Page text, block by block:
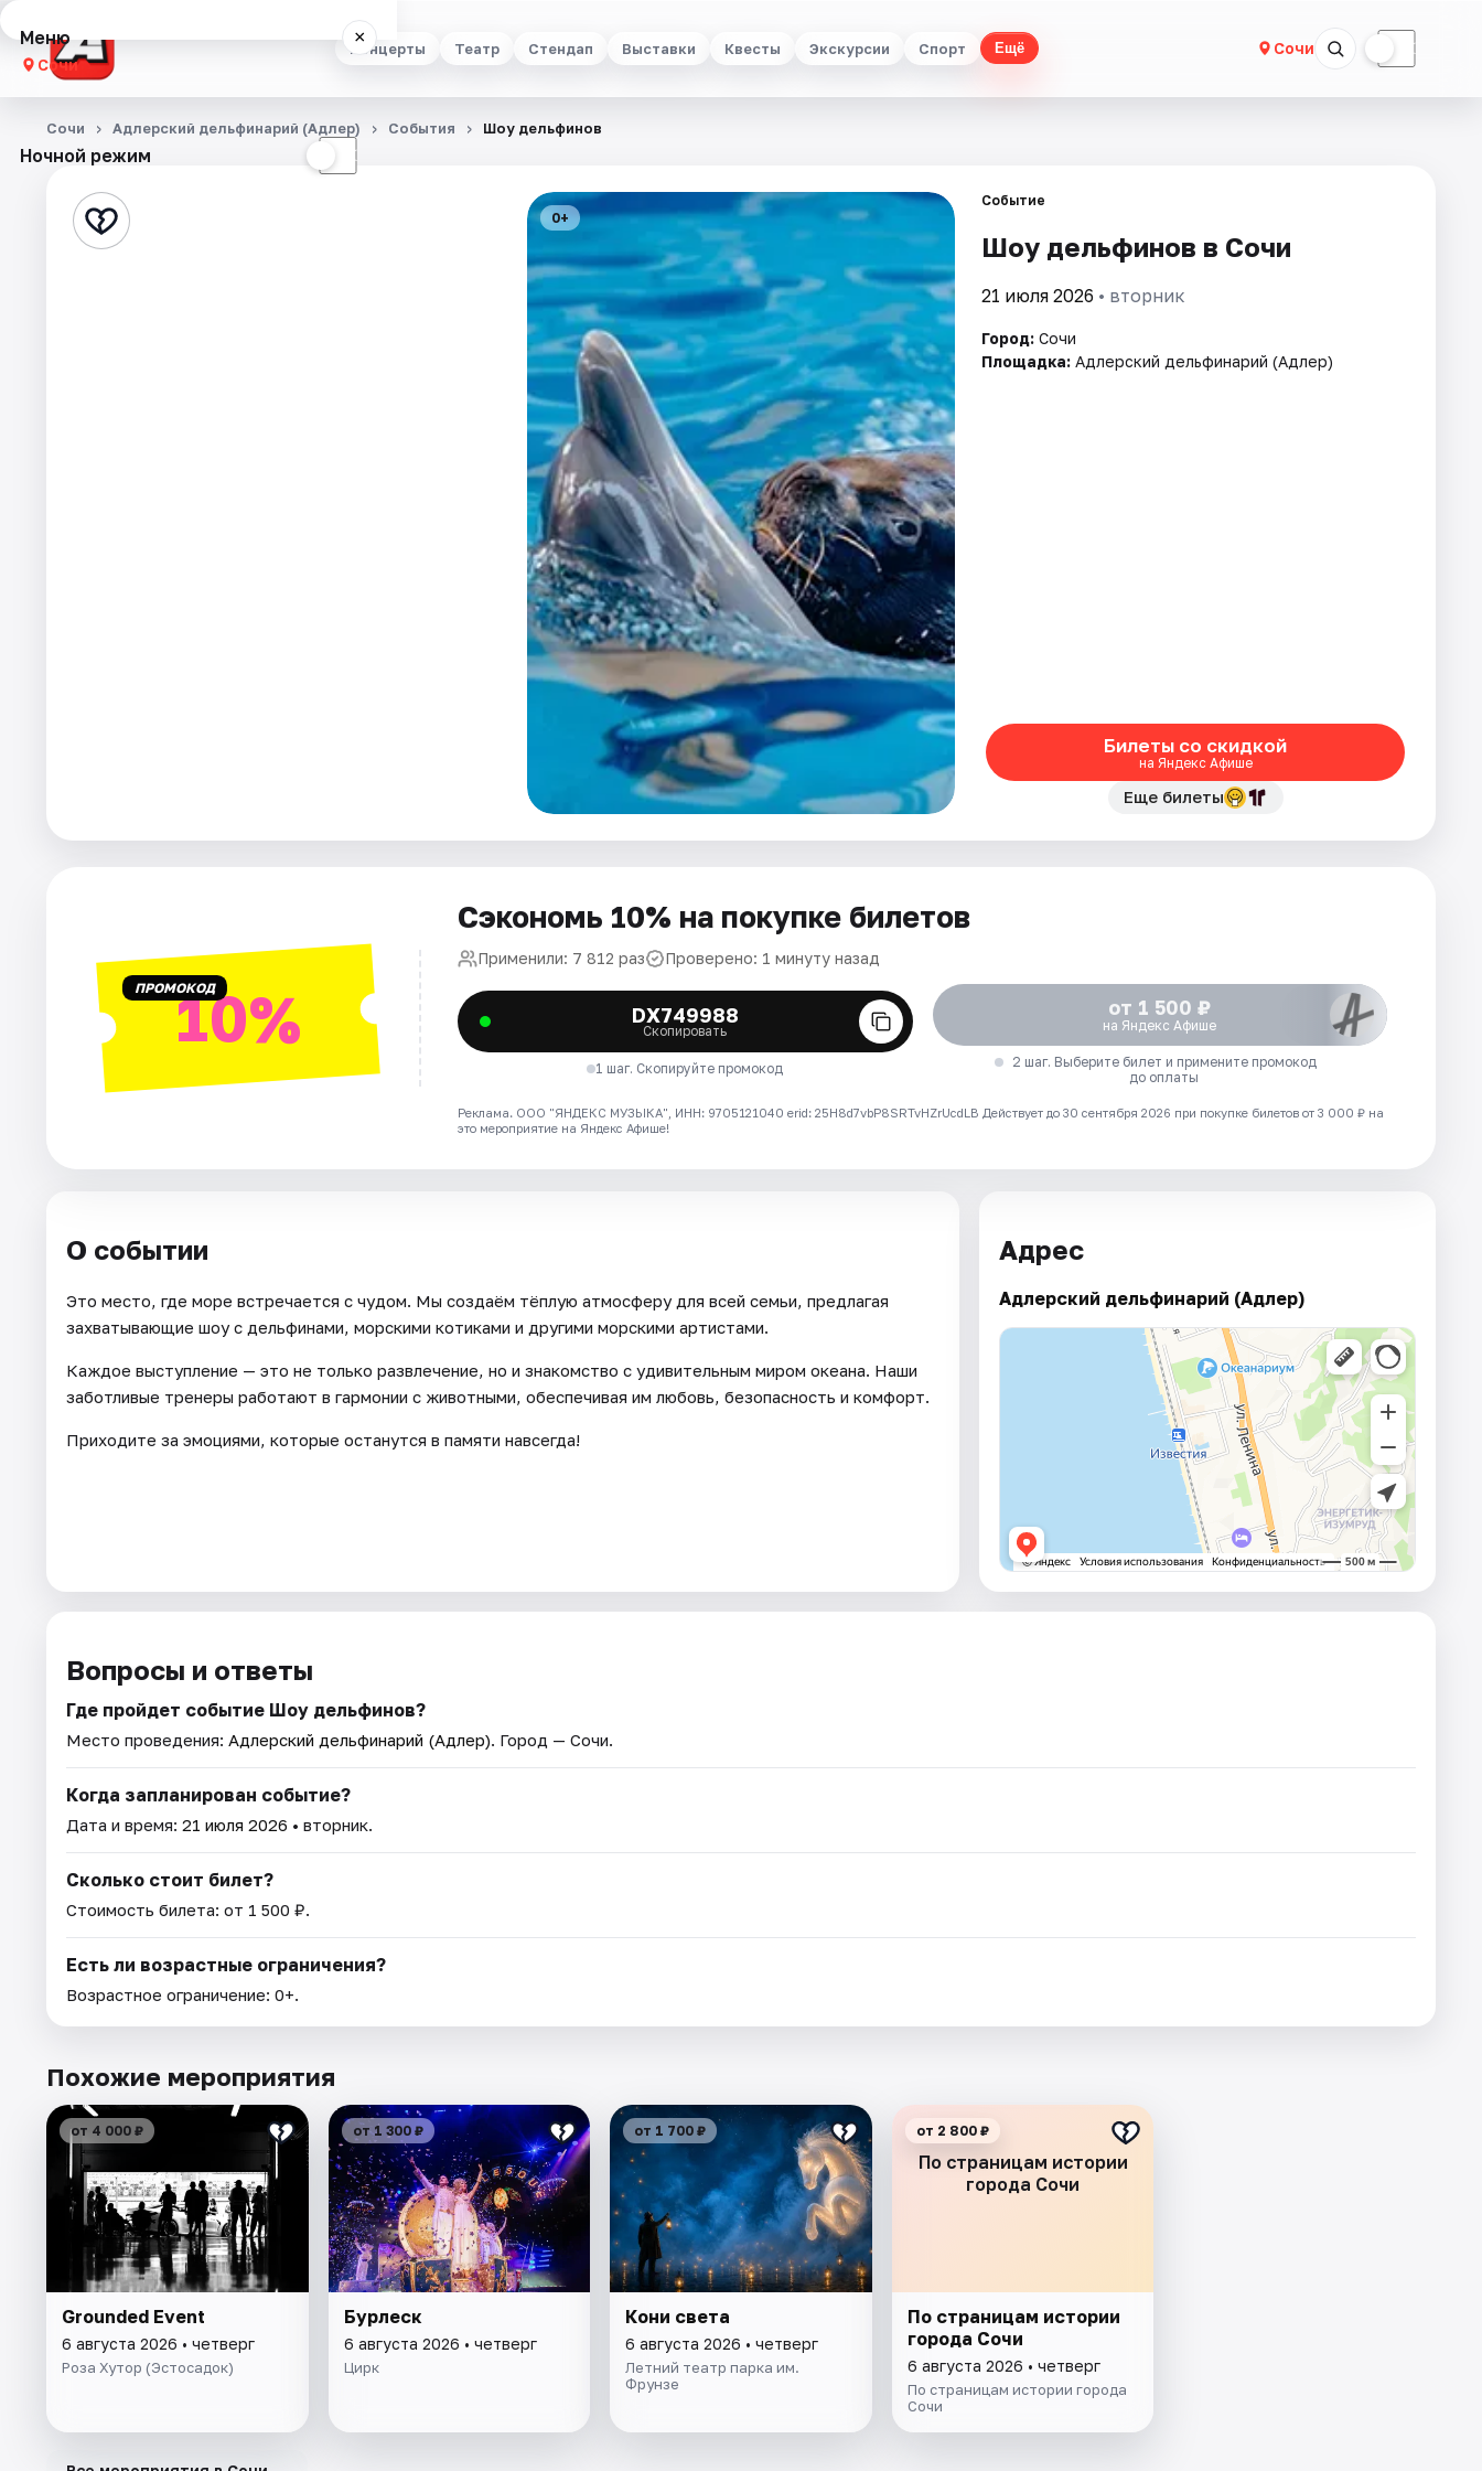
Концерты Театр Стендап Выставки Квесты Экскурсии Спорт Ещё Сочи ☾
Меню ×
Сочи
Концерты
Стендап
Ночной режим ☾
Сочи Адлерский дельфинарий (Адлер) События Шоу дельфинов
0+
Событие
Шоу дельфинов в Сочи
21 июля 2026 • вторник
Город: Сочи
Площадка: Адлерский дельфинарий (Адлер)
Билеты со скидкой
на Яндекс Афише
Еще билеты
ПРОМОКОД10%
Сэкономь 10% на покупке билетов
Применили: 7 812 раз Проверено: 1 минуту назад
DX749988
Скопировать
1 шаг. Скопируйте промокод
от 1 500 ₽
на Яндекс Афише
2 шаг. Выберите билет и примените промокод
до оплаты
Реклама. ООО "ЯНДЕКС МУЗЫКА", ИНН: 9705121040 erid: 25H8d7vbP8SRTvHZrUcdLB Действует до 30 сентября 2026 при покупке билетов от 3 000 ₽ на
это мероприятие на Яндекс Афише!
О событии
Это место, где море встречается с чудом. Мы создаём тёплую атмосферу для всей семьи, предлагая
захватывающие шоу с дельфинами, морскими котиками и другими морскими артистами.
Каждое выступление — это не только развлечение, но и знакомство с удивительным миром океана. Наши
заботливые тренеры работают в гармонии с животными, обеспечивая им любовь, безопасность и комфорт.
Приходите за эмоциями, которые останутся в памяти навсегда!
Адрес
Адлерский дельфинарий (Адлер)
Вопросы и ответы
Где пройдет событие Шоу дельфинов?
Место проведения: Адлерский дельфинарий (Адлер). Город — Сочи.
Когда запланирован событие?
Дата и время: 21 июля 2026 • вторник.
Сколько стоит билет?
Стоимость билета: от 1 500 ₽.
Есть ли возрастные ограничения?
Возрастное ограничение: 0+.
Похожие мероприятия
от 4 000 ₽
Grounded Event
6 августа 2026 • четверг
Роза Хутор (Эстосадок)
от 1 300 ₽
Бурлеск
6 августа 2026 • четверг
Цирк
от 1 700 ₽
Кони света
6 августа 2026 • четверг
Летний театр парка им.
Фрунзе
По страницам истории
города Сочи
от 2 800 ₽
По страницам истории
города Сочи
6 августа 2026 • четверг
По страницам истории города
Сочи